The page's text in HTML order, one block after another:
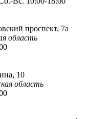
проспект, 7а
область
10
область